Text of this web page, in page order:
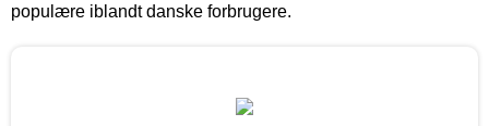
populære iblandt danske forbrugere.